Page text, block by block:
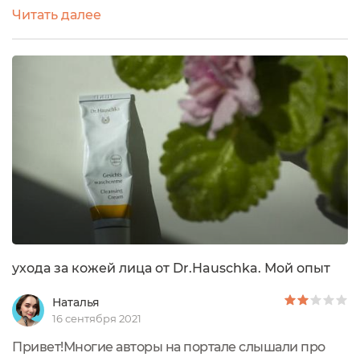
приз на Экоголике, я взяла попробовать тюбик
этого необычного средства.Я ожидала получить
что-то типа мокрого убтана в тюбике. Понятно, что
средство для очищения, но очищение у Хаушки
специфическое. Рекомендуется пользоваться...
Читать далее
ухода за кожей лица от Dr.Hauschka. Мой опыт
Наталья
16 сентября 2021
Привет!Многие авторы на портале слышали про